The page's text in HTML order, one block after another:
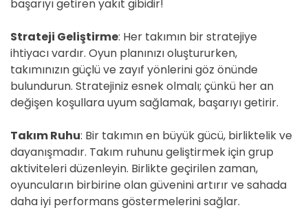
başarıyı getiren yakıt gibidir!
Strateji Geliştirme: Her takımın bir stratejiye
ihtiyacı vardır. Oyun planınızı oluştururken,
takımınızın güçlü ve zayıf yönlerini göz önünde
bulundurun. Stratejiniz esnek olmalı; çünkü her an
değişen koşullara uyum sağlamak, başarıyı getirir.
Takım Ruhu: Bir takımın en büyük gücü, birliktelik ve
dayanışmadır. Takım ruhunu geliştirmek için grup
aktiviteleri düzenleyin. Birlikte geçirilen zaman,
oyuncuların birbirine olan güvenini artırır ve sahada
daha iyi performans göstermelerini sağlar.